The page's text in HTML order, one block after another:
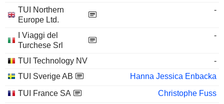
TUI Northern
Europe Ltd.
-
I Viaggi del
Turchese Srl
-
TUI Technology NV
-
TUI Sverige AB
Hanna Jessica Enbacka
TUI France SA
Christophe Fuss